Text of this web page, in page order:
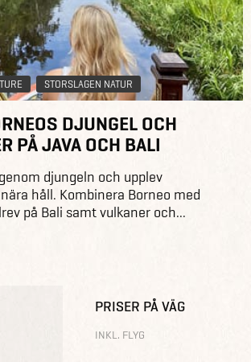
STORSLAGEN NATUR
DJUNGEL OCH
PÅ JAVA OCH BALI
djungeln och upplev
håll. Kombinera Borneo med
på Bali samt vulkaner och...
PRISER PÅ VÄG
INKL. FLYG